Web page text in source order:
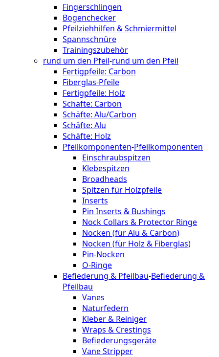
Fingerschlingen
Bogenchecker
Pfeilziehhilfen & Schmiermittel
Spannschnüre
Trainingszubehör
rund um den Pfeil-rund um den Pfeil
Fertigpfeile: Carbon
Fiberglas-Pfeile
Fertigpfeile: Holz
Schäfte: Carbon
Schäfte: Alu/Carbon
Schäfte: Alu
Schäfte: Holz
Pfeilkomponenten-Pfeilkomponenten
Einschraubspitzen
Klebespitzen
Broadheads
Spitzen für Holzpfeile
Inserts
Pin Inserts & Bushings
Nock Collars & Protector Ringe
Nocken (für Alu & Carbon)
Nocken (für Holz & Fiberglas)
Pin-Nocken
O-Ringe
Befiederung & Pfeilbau-Befiederung &
Pfeilbau
Vanes
Naturfedern
Kleber & Reiniger
Wraps & Crestings
Befiederungsgeräte
Vane Stripper